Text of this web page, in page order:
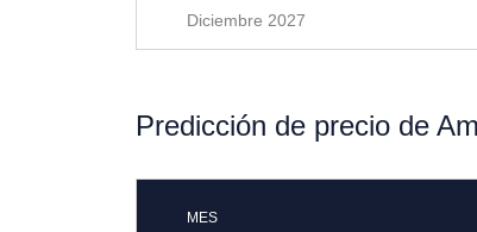
Diciembre 2027
Predicción de precio de
MES